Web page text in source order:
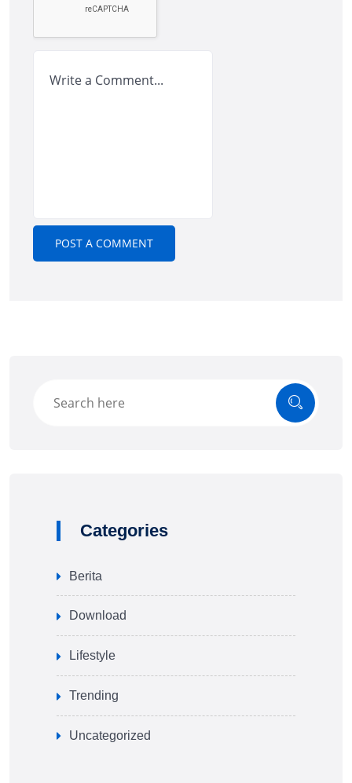
Categories
Berita
Download
Lifestyle
Trending
Uncategorized